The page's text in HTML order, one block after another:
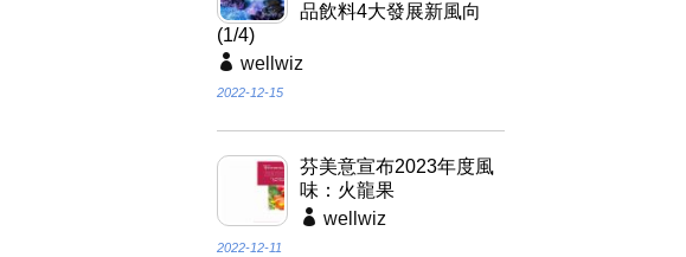
品飲料4大發展新風向
(1/4)
wellwiz
2022-12-15
芬美意宣布2023年度風
味：火龍果
wellwiz
2022-12-11